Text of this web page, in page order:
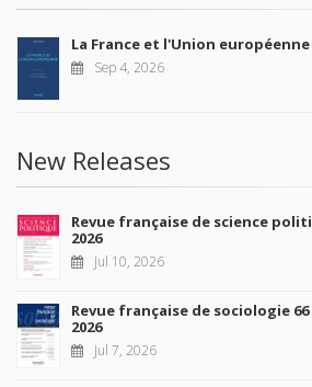
La France et l'Union européenne
Sep 4, 2026
New Releases
Revue française de science
2026
Jul 10, 2026
Revue française de sociologie
2026
Jul 7, 2026